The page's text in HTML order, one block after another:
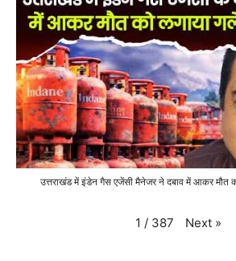
उत्तराखंड में इंडेन गैस एजेंसी मैनेजर ने दबाव में आकर मौत
1 / 387 Next »